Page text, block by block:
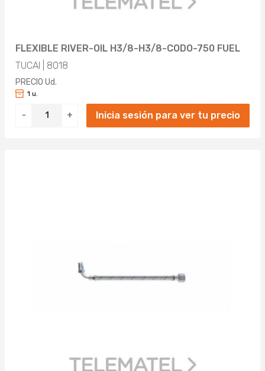
FLEXIBLE RIVER-OIL H3/8-H3/8-CODO-750 FUEL
TUCAI | 8018
PRECIO Ud.
- +
1 u.
Inicia sesión para ver tu precio